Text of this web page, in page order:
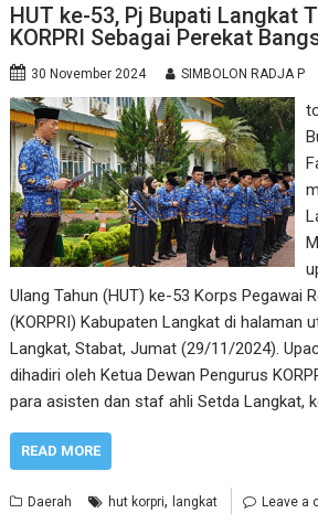
HUT ke-53, Pj Bupati Langkat
KORPRI Sebagai Perekat
30 November 2024 SIMBOLON RADJA P
Ulang Tahun (HUT) ke-53 Korps Pegawai
(KORPRI) Kabupaten Langkat di halaman
Langkat, Stabat, Jumat (29/11/2024).
dihadiri oleh Ketua Dewan Pengurus
para asisten dan staf ahli Setda Langkat,
READ MORE
Daerah hut korpri, langkat Leave a